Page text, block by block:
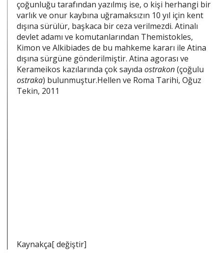
çoğunluğu tarafından yazılmış ise, o kişi herhangi bir
varlık ve onur kaybına uğramaksızın 10 yıl için kent
dışına sürülür, başkaca bir ceza verilmezdi. Atinalı
devlet adamı ve komutanlarından Themistokles,
Kimon ve Alkibiades de bu mahkeme kararı ile Atina
dışına sürgüne gönderilmiştir. Atina agorası ve
Kerameikos kazılarında çok sayıda ostrakon(çoğulu
ostraka) bulunmuştur.Hellen ve Roma Tarihi, Oğuz
Tekin, 2011
Kaynakça[ değiştir]